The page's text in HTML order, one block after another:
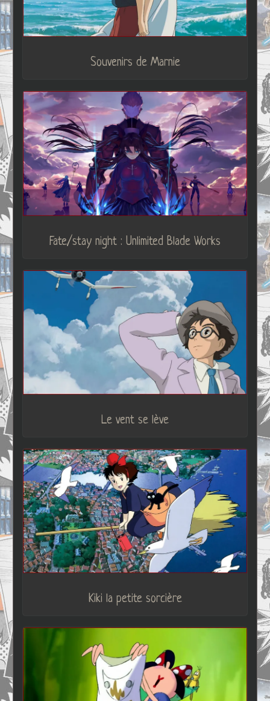
Souvenirs de Marnie
Fate/stay night : Unlimited Blade Works
Le vent se lève
Kiki la petite sorcière